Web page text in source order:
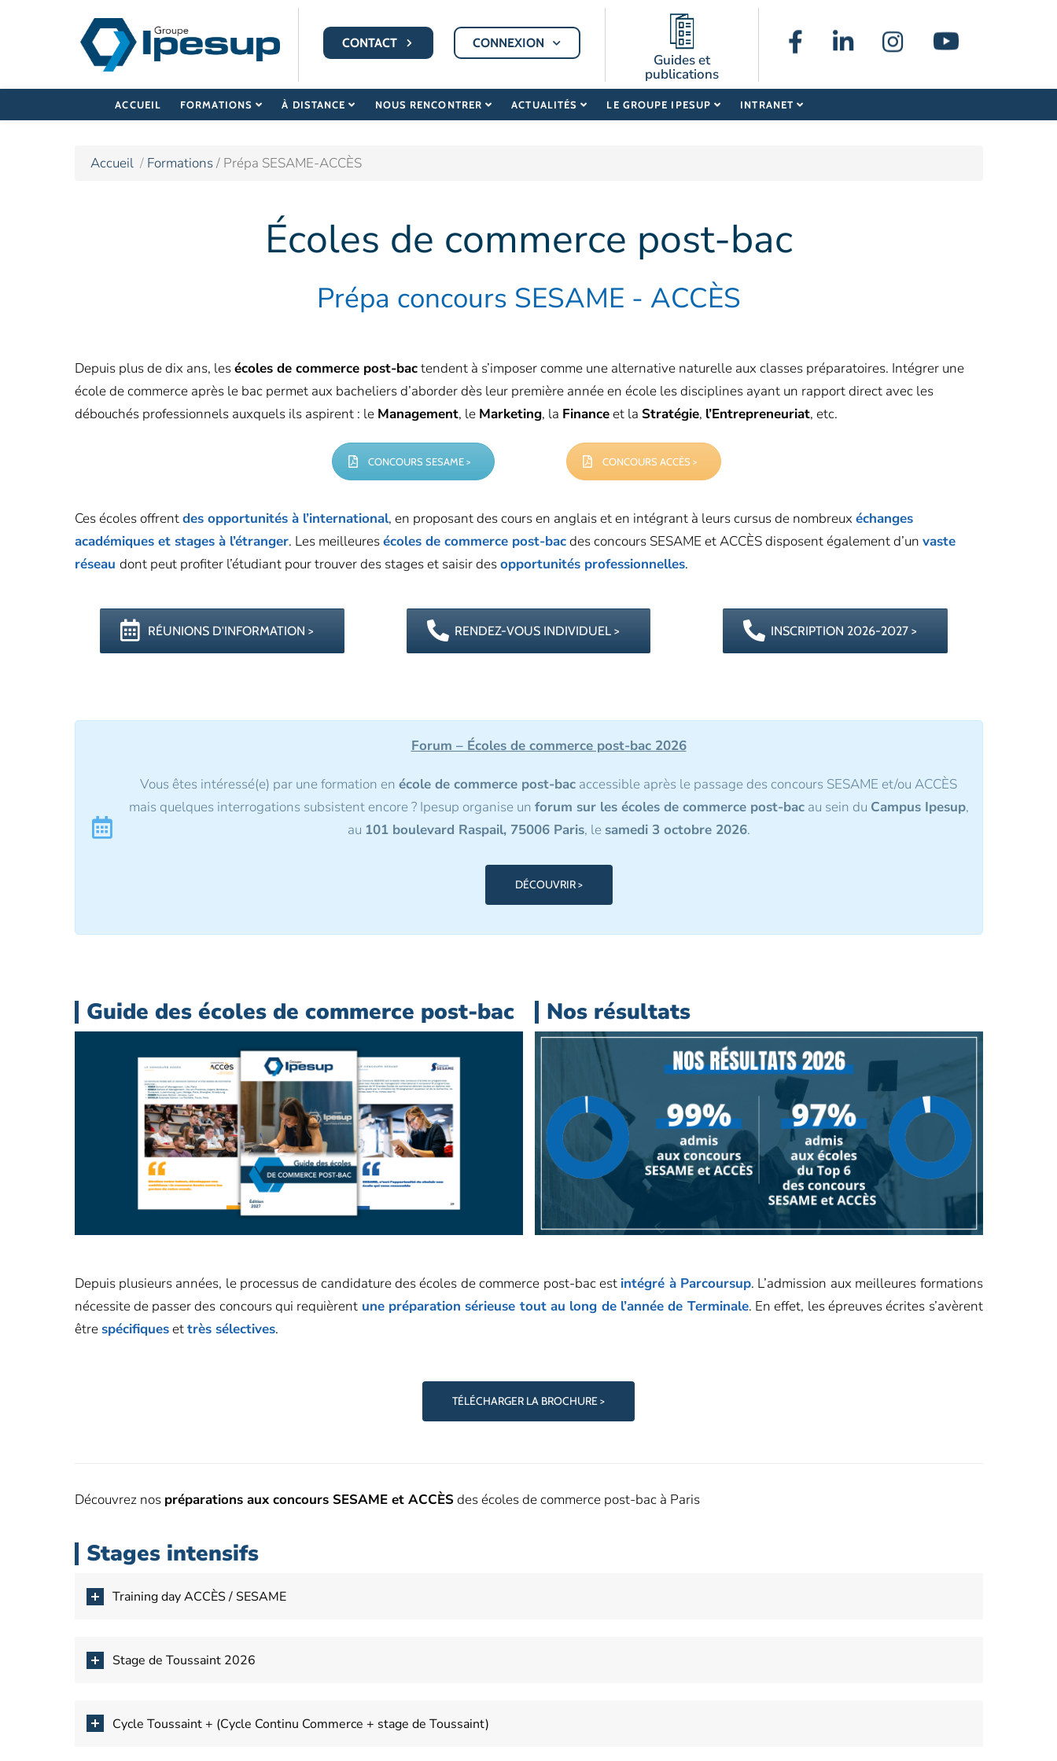
CONTACT CONNEXION
Guides et
publications
ACCUEIL FORMATIONS À DISTANCE NOUS RENCONTRER ACTUALITÉS LE GROUPE IPESUP INTRANET
Accueil Formations/ Prépa SESAME-ACCÈS
Écoles de commerce post-bac
Prépa concours SESAME - ACCÈS
Depuis plus de dix ans, lesécoles de commerce post-bactendent à s’imposer comme une alternative naturelle aux classes préparatoires. Intégrer une
école de commerce après le bac permet aux bacheliers d’aborder dès leur première année en école les disciplines ayant un rapport direct avec les
débouchés professionnels auxquels ils aspirent : le Management, le Marketing, la Financeet la Stratégie, l’Entrepreneuriat, etc.
CONCOURS SESAME > CONCOURS ACCÈS >
Ces écoles offrentdes opportunités à l’international, en proposant des cours en anglais et en intégrant à leurs cursus de nombreuxéchanges
académiques et stages à l’étranger. Les meilleuresécoles de commerce post-bacdes concours SESAME et ACCÈS disposent également d’un vaste
réseau dont peut profiter l’étudiant pour trouver des stages et saisir desopportunités professionnelles.
RÉUNIONS D'INFORMATION > RENDEZ-VOUS INDIVIDUEL > INSCRIPTION 2026-2027 >
Forum – Écoles de commerce post-bac 2026
Vous êtes intéressé(e) par une formation en école de commerce post-bac accessible après le passage des concours SESAME et/ou ACCÈS
mais quelques interrogations subsistent encore ? Ipesup organise un forum sur les écoles de commerce post-bacau sein du Campus Ipesup,
au 101 boulevard Raspail, 75006 Paris, le samedi 3 octobre 2026.
DÉCOUVRIR >
Guide des écoles de commerce post-bac Nos résultats
Depuis plusieurs années, le processus de candidature des écoles de commerce post-bac est intégré à Parcoursup. L’admission aux meilleures formations
nécessite de passer des concours qui requièrent une préparation sérieuse tout au long de l’année de Terminale. En effet, les épreuves écrites s’avèrent
êtrespécifiquesettrès sélectives.
TÉLÉCHARGER LA BROCHURE >
Découvrez nos préparations aux concours SESAME et ACCÈSdes écoles de commerce post-bac à Paris
Stages intensifs
Training day ACCÈS / SESAME
Stage de Toussaint 2026
Cycle Toussaint + (Cycle Continu Commerce + stage de Toussaint)